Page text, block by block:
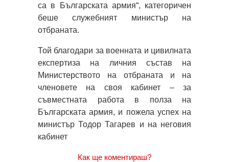
са в Българската армия“, категоричен
беше служебният министър на
отбраната.
Той благодари за военната и цивилната
експертиза на личния състав на
Министерството на отбраната и на
членовете на своя кабинет – за
съвместната работа в полза на
Българската армия, и пожела успех на
министър Тодор Тагарев и на неговия
кабинет
Как ще коментираш?